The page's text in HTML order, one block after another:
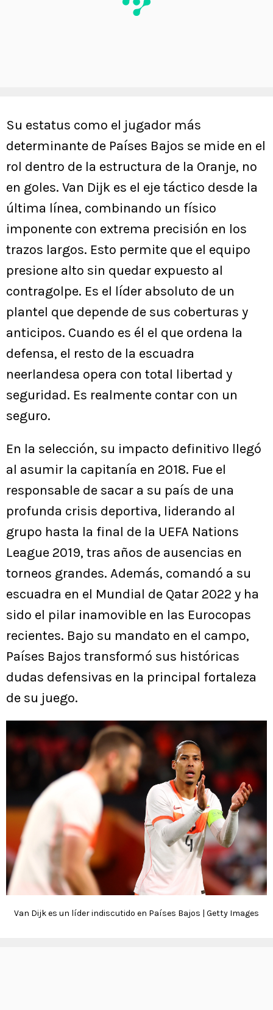
Su estatus como el jugador más
determinante de Países Bajos se mide en el
rol dentro de la estructura de la Oranje, no
en goles. Van Dijk es el eje táctico desde la
última línea, combinando un físico
imponente con extrema precisión en los
trazos largos. Esto permite que el equipo
presione alto sin quedar expuesto al
contragolpe. Es el líder absoluto de un
plantel que depende de sus coberturas y
anticipos. Cuando es él el que ordena la
defensa, el resto de la escuadra
neerlandesa opera con total libertad y
seguridad. Es realmente contar con un
seguro.
En la selección, su impacto definitivo llegó
al asumir la capitanía en 2018. Fue el
responsable de sacar a su país de una
profunda crisis deportiva, liderando al
grupo hasta la final de la UEFA Nations
League 2019, tras años de ausencias en
torneos grandes. Además, comandó a su
escuadra en el Mundial de Qatar 2022 y ha
sido el pilar inamovible en las Eurocopas
recientes. Bajo su mandato en el campo,
Países Bajos transformó sus históricas
dudas defensivas en la principal fortaleza
de su juego.
Van Dijk es un líder indiscutido en Países Bajos | Getty Images